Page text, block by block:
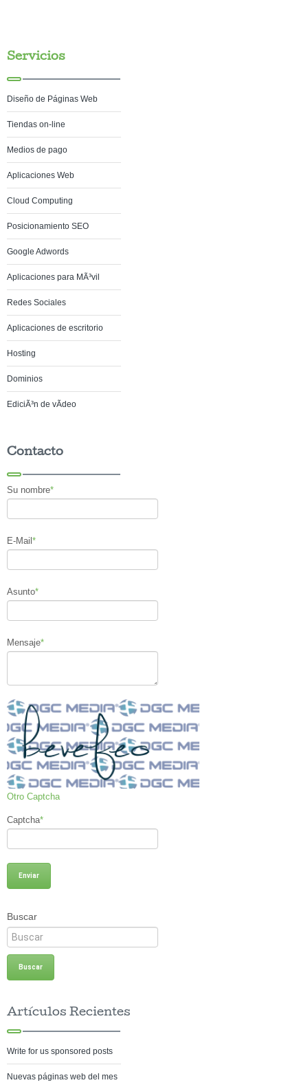
Servicios
Diseño de Páginas Web
Tiendas on-line
Medios de pago
Aplicaciones Web
Cloud Computing
Posicionamiento SEO
Google Adwords
Aplicaciones para MÃ³vil
Redes Sociales
Aplicaciones de escritorio
Hosting
Dominios
EdiciÃ³n de vÃ­deo
Contacto
Su nombre*
E-Mail *
Asunto*
Mensaje*
Otro Captcha
Captcha*
Buscar
Artículos Recientes
Write for us sponsored posts
Nuevas páginas web del mes